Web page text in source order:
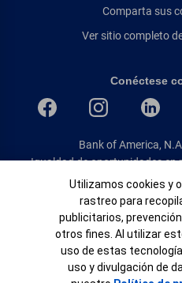
Ver sitio completo
Conéctese
Bank of America,
Igualdad de oportunidades en
© 2026 Bank of
Todos Los
Patente:
Banner de Cookies
Utilizamos cookies y
rastreo para
publicitarios,
otros fines. Al utilizar
uso de estas
uso y divulgación de